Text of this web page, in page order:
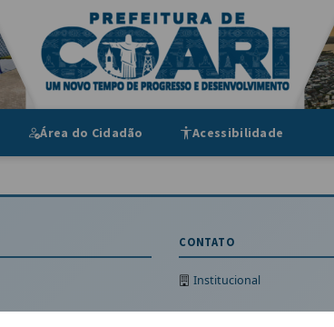
Área do Cidadão Acessibilidade
CONTATO
Institucional